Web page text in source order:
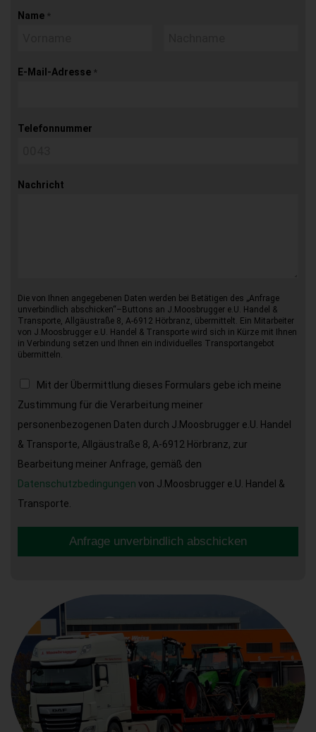
Name *
E-Mail-Adresse *
Telefonnummer
Nachricht
Die von Ihnen angegebenen Daten werden bei Betätigen des „Anfrage
unverbindlich abschicken“–Buttons an J.Moosbrugger e.U. Handel &
Transporte, Allgäustraße 8, A-6912 Hörbranz, übermittelt. Ein Mitarbeiter
von J.Moosbrugger e.U. Handel & Transporte wird sich in Kürze mit Ihnen
in Verbindung setzen und Ihnen ein individuelles Transportangebot
übermitteln.
Mit der Übermittlung dieses Formulars gebe ich meine
Zustimmung für die Verarbeitung meiner
personenbezogenen Daten durch J.Moosbrugger e.U. Handel
& Transporte, Allgäustraße 8, A-6912 Hörbranz, zur
Bearbeitung meiner Anfrage, gemäß den
Datenschutzbedingungen von J.Moosbrugger e.U. Handel &
Transporte.
Anfrage unverbindlich abschicken